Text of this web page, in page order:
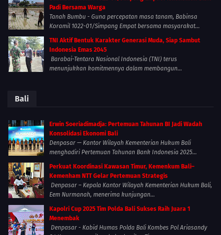
Padi Bersama Warga
Tanah Bumbu - Guna percepatan masa tanam, Babinsa
Koramil 1022-01/Simpang Empat bersama masyarakat...
TNI Aktif Bentuk Karakter Generasi Muda, Siap Sambut
Indonesia Emas 2045
Barabai-Tentara Nasional Indonesia (TNI) terus
menunjukkan komitmennya dalam membangun...
Bali
Erwin Soeriadimadja: Pertemuan Tahunan BI Jadi Wadah
Konsolidasi Ekonomi Bali
Denpasar — Kantor Wilayah Kementerian Hukum Bali
menghadiri Pertemuan Tahunan Bank Indonesia 2025...
Perkuat Koordinasi Kawasan Timur, Kemenkum Bali–
Kemenham NTT Gelar Pertemuan Strategis
Denpasar – Kepala Kantor Wilayah Kementerian Hukum Bali,
Eem Nurmanah, menerima kunjungan...
Kapolri Cup 2025 Tim Polda Bali Sukses Raih Juara 1
Menembak
Denpasar - Kabid Humas Polda Bali Kombes Pol Ariasandy